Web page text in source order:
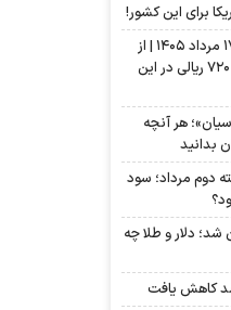
گزارش مجامع بورسی ۱۵ و ۱۷ مرداد ۱۴۰۵ | از
تنفس مجمع تا تحقق زیان ۷۲۰ ریالی در این
هر آنچه
بدانید
دوم مرداد؛ سود
۵.۵ میلیون شد؛ دلار و طلا چه